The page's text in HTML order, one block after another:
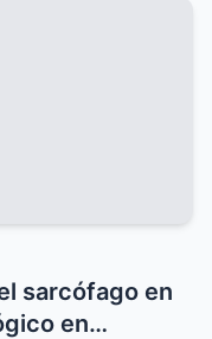
sarcófago en
en